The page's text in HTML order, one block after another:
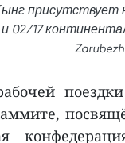
присутствует
и 02/17